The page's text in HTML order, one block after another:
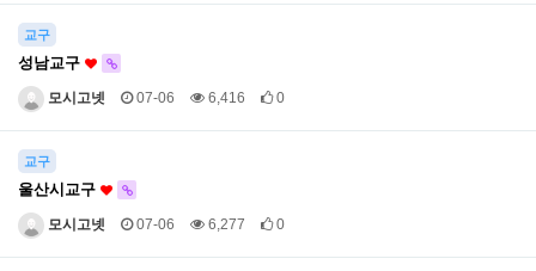
교구
성남교구
모시고넷 07-06 6,416 0
교구
울산시교구
모시고넷 07-06 6,277 0